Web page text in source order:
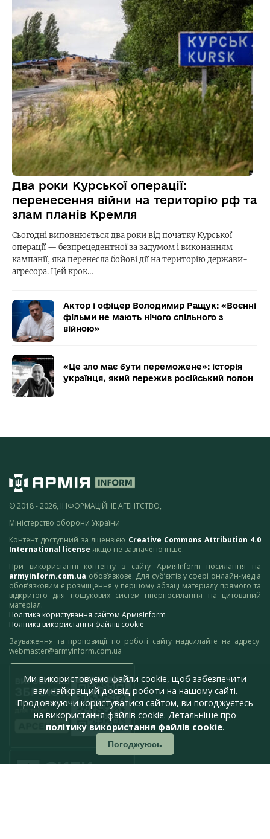
Два роки Курської операції:
перенесення війни на територію рф та
злам планів Кремля
Сьогодні виповнюється два роки від початку Курської
операції — безпрецедентної за задумом і виконанням
кампанії, яка перенесла бойові дії на територію держави-
агресора. Цей крок…
Актор і офіцер Володимир Ращук: «Воєнні
фільми не мають нічого спільного з
війною»
«Це зло має бути переможене»: історія
українця, який пережив російський полон
© 2018 - 2026, ІНФОРМАЦІЙНЕ АГЕНТСТВО,
Міністерство оборони України
Контент доступний за ліцензією Creative Commons Attribution 4.0
International license якщо не зазначено інше.
При використанні контенту з сайту АрміяInform посилання на
armyinform.com.ua обов’язкове. Для суб’єктів у сфері онлайн-медіа
обов’язковим є розміщення у першому абзаці матеріалу прямого та
відкритого для пошукових систем гіперпосилання на цитований
матеріал.
Політика користування сайтом АрміяInform
Політика використання файлів cookie
Зауваження та пропозиції по роботі сайту надсилайте на адресу:
webmaster@armyinform.com.ua
Ми використовуємо файли cookie, щоб забезпечити
вам найкращий досвід роботи на нашому сайті.
Продовжуючи користуватися сайтом, ви погоджуєтесь
на використання файлів cookie. Детальніше про
політику використання файлів cookie.
Погоджуюсь